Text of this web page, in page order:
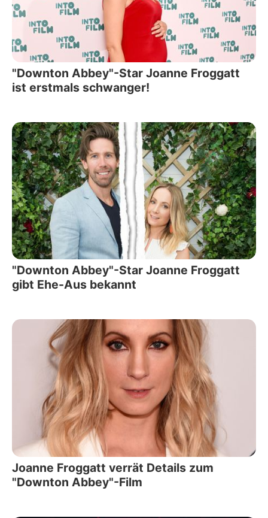
"Downton Abbey"-Star Joanne Froggatt
ist erstmals schwanger!
"Downton Abbey"-Star Joanne Froggatt
gibt Ehe-Aus bekannt
Joanne Froggatt verrät Details zum
"Downton Abbey"-Film